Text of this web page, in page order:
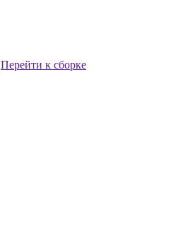
Перейти к сборке